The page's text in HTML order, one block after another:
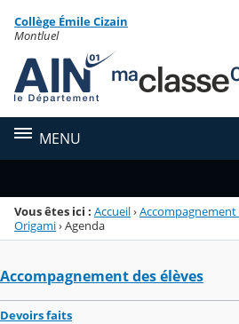
Menu de la rubrique
Contenu
Collège Émile Cizain
Montluel
MENU
Vous êtes ici : Accueil›Accompagnement
Origami›Agenda
Accompagnement des élèves
Devoirs faits